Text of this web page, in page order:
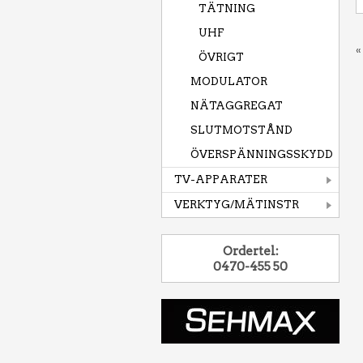
TÄTNING
UHF
ÖVRIGT
MODULATOR
NÄTAGGREGAT
SLUTMOTSTÅND
ÖVERSPÄNNINGSSKYDD
TV-APPARATER
VERKTYG/MÄTINSTR
Ordertel:
0470-455 50
«